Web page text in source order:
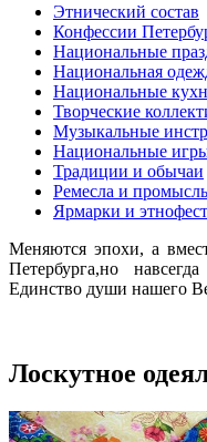
Этнический состав
Конфессии
Национальные
Национальная
Национальные
Творческие
Музыкальные
Национальные
Традиции и обычаи
Ремесла и
Ярмарки и
Меняются эпохи, а
Петербурга,но
Единство души нашего
Лоскутное